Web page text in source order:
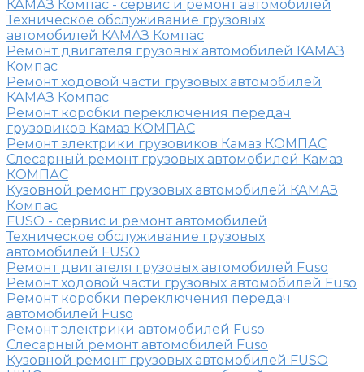
КАМАЗ Компас - сервис и ремонт автомобилей
Техническое обслуживание грузовых
автомобилей КАМАЗ Компас
Ремонт двигателя грузовых автомобилей КАМАЗ
Компас
Ремонт ходовой части грузовых автомобилей
КАМАЗ Компас
Ремонт коробки переключения передач
грузовиков Камаз КОМПАС
Ремонт электрики грузовиков Камаз КОМПАС
Слесарный ремонт грузовых автомобилей Камаз
КОМПАС
Кузовной ремонт грузовых автомобилей КАМАЗ
Компас
FUSO - сервис и ремонт автомобилей
Техническое обслуживание грузовых
автомобилей FUSO
Ремонт двигателя грузовых автомобилей Fuso
Ремонт ходовой части грузовых автомобилей Fuso
Ремонт коробки переключения передач
автомобилей Fuso
Ремонт электрики автомобилей Fuso
Слесарный ремонт автомобилей Fuso
Кузовной ремонт грузовых автомобилей FUSO